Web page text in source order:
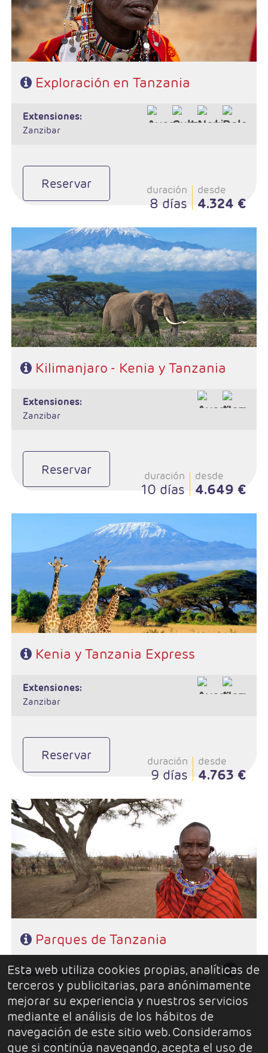
Exploración en Tanzania
extensiones:
Zanzibar
Reservar duración
8 días
desde
4.324 €
- Salidas: Sábados
- Ruta: 2n Amboseli, 1n Arusha, 1n Karatu, 2n Serengeti y 1n
Tarangire
- Régimen: Pensión completa en el safari.
- A destacar: Visados electrónico antes de la salida del viaje.
Kilimanjaro - Kenia y Tanzania
extensiones:
Zanzibar
Reservar duración
10 días
desde
4.649 €
- Ruta: 2n Amboseli, 1n Arusha, 1n Karatu y 2n Serengeti.
- Régimen: Pensión completa en el safari.
- A destacar: Visados electrónico antes de la salida del viaje.
Kenia y Tanzania Express
extensiones:
Zanzibar
Reservar duración
9 días
desde
4.763 €
- Salidas: Sábados
- Ruta: 1 noche Tarangire, 2 noches Serengeti, 2 noches Karatu, 1
noche Lake Eyasi y 1 noche Lake Manyara
- Régimen: Pensión completa
Parques de Tanzania
extensiones:
Zanzibar
Reservar duración desde
Esta web utiliza cookies propias, analíticas de
terceros y publicitarias, para anónimamente
mejorar su experiencia y nuestros servicios
mediante el análisis de los hábitos de
navegación de este sitio web. Consideramos
que si continúa navegando, acepta el uso de